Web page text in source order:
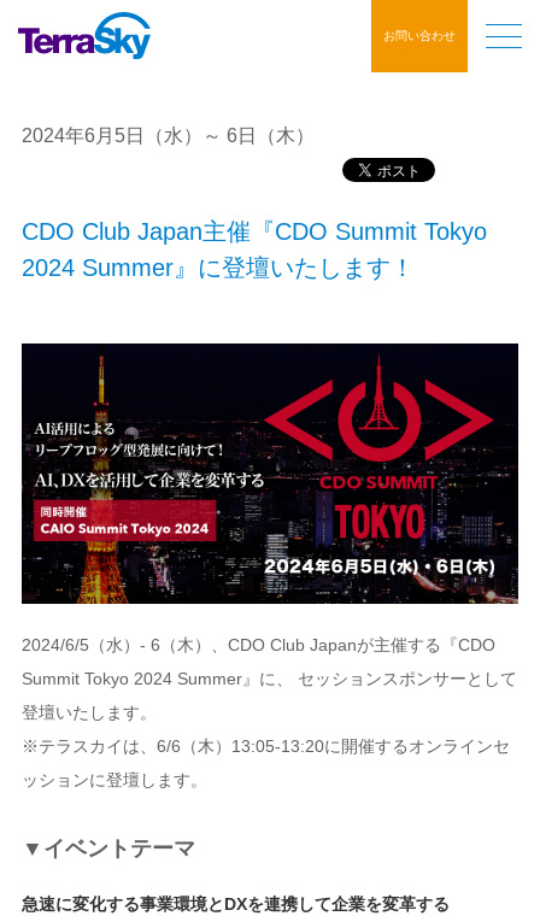
お問い合わせ
2024年6月5日（水）～ 6日（木）
CDO Club Japan主催『CDO Summit Tokyo
2024 Summer』に登壇いたします！
2024/6/5（水）- 6（木）、CDO Club Japanが主催する『CDO
Summit Tokyo 2024 Summer』に、 セッションスポンサーとして
登壇いたします。
※テラスカイは、6/6（木）13:05‐13:20に開催するオンラインセ
ッションに登壇します。
▼イベントテーマ
急速に変化する事業環境とDXを連携して企業を変革する